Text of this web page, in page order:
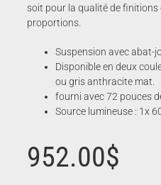
soit pour la qualité de finitions
proportions.
Suspension avec abat-
Disponible en deux
ou gris anthracite mat.
fourni avec 72 pouces
Source lumineuse : 1x
952.00$